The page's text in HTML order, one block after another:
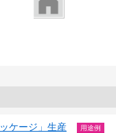
ケージ」生産 用途例